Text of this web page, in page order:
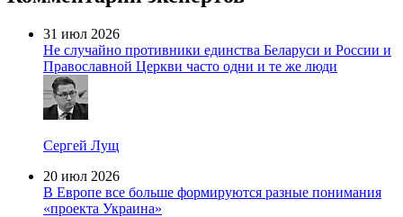
31 июл 2026
Не случайно противники единства Беларуси и России и
Православной Церкви часто одни и те же люди
Сергей Лущ
20 июл 2026
В Европе все больше формируются разные понимания
«проекта Украина»